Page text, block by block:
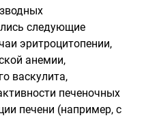
следующие
эритроцитопении,
анемии,
васкулита,
печеночных
печени (например, с